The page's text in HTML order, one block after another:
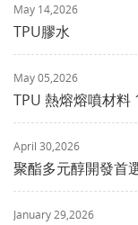
May 14,2026
TPU膠水
May 05,2026
TPU 熱熔熔噴材料
April 30,2026
聚酯多元醇開發首
January 29,2026